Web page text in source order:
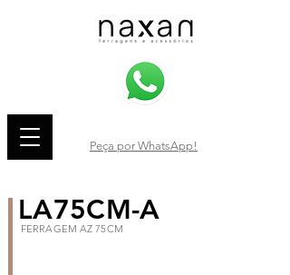
Peça por WhatsApp!
LA75CM-A
FERRAGEM AZ 75CM